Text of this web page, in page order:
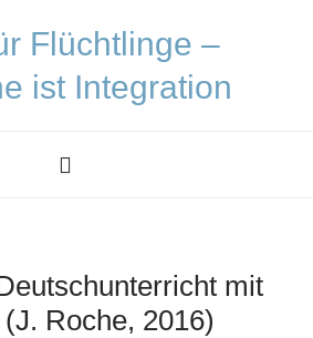
Flüchtlinge –
ist Integration
mit
Roche, 2016)